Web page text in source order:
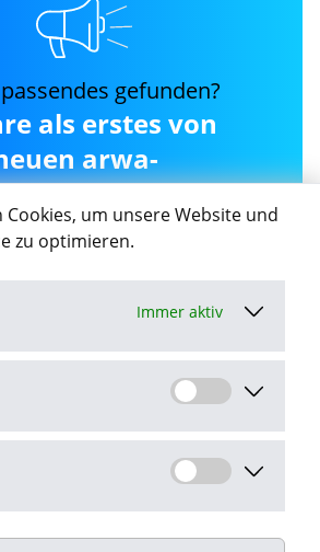
um unsere Website und
zu optimieren.
Immer aktiv
gefunden?
als erstes von
arwa-
in Schwerin
"Job-Agent aktivieren" stimme ich den